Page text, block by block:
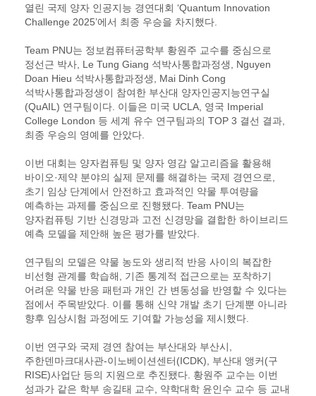
열린 국제 양자 인공지능 경연대회 ‘Quantum Innovation
Challenge 2025’에서 최종 우승을 차지했다.
Team PNU는 정보컴퓨터공학부 황원주 교수를 중심으로
정선근 박사, Le Tung Giang 석박사통합과정생, Nguyen
Doan Hieu 석박사통합과정생, Mai Dinh Cong
석박사통합과정생이 참여한 부산대 양자인공지능연구실
(QuAIL) 연구팀이다. 이들은 미국 UCLA, 영국 Imperial
College London 등 세계 유수 연구팀과의 TOP 3 결선 결과,
최종 우승의 영예를 안았다.
이번 대회는 양자컴퓨팅 및 양자 영감 알고리즘을 활용해
바이오·제약 분야의 실제 문제를 해결하는 국제 경연으로,
초기 임상 단계에서 안전하고 효과적인 약물 투여량을
예측하는 과제를 중심으로 진행됐다. Team PNU는
양자컴퓨팅 기반 신경망과 고전 신경망을 결합한 하이브리드
예측 모델을 제안해 높은 평가를 받았다.
연구팀의 모델은 약물 농도와 생리적 반응 사이의 복잡한
비선형 관계를 학습해, 기존 통계적 접근으로는 포착하기
어려운 약물 반응 패턴과 개인 간 변동성을 반영할 수 있다는
점에서 주목받았다. 이를 통해 신약 개발 초기 단계뿐 아니라
향후 임상시험 과정에도 기여할 가능성을 제시했다.
이번 연구와 국제 경연 참여는 부산대와 부산시,
주한덴마크대사관-이노베이션센터(ICDK), 부산대 앵커(구
RISE)사업단 등의 지원으로 추진됐다. 황원주 교수는 이번
성과가 같은 학부 송길태 교수, 약학대학 윤인수 교수 등 교내